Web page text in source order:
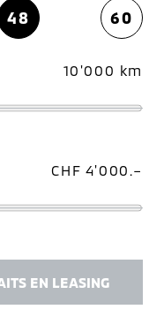
48 60
10'000 km
CHF 4'000.–
EN LEASING